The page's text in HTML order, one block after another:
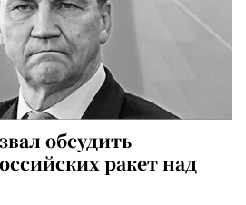
обсудить
ракет над